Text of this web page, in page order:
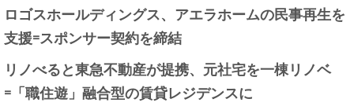
ロゴスホールディングス、アエラホームの民事再生を
支援=スポンサー契約を締結
リノべると東急不動産が提携、元社宅を一棟リノベ
=「職住遊」融合型の賃貸レジデンスに